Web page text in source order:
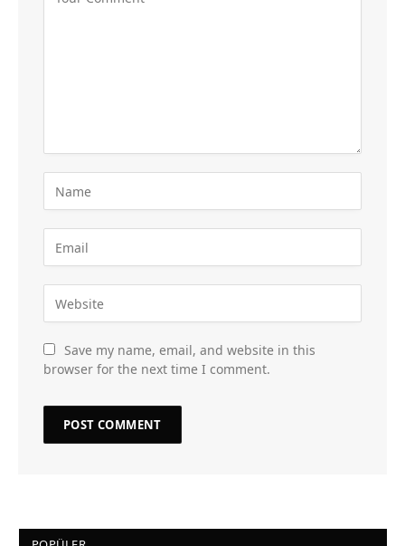
Save my name, email, and website in this
browser for the next time I comment.